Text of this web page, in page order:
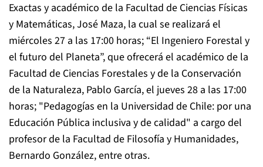
Exactas y académico de la Facultad de Ciencias Físicas
y Matemáticas, José Maza, la cual se realizará el
miércoles 27 a las 17:00 horas; “El Ingeniero Forestal y
el futuro del Planeta”, que ofrecerá el académico de la
Facultad de Ciencias Forestales y de la Conservación
de la Naturaleza, Pablo García, el jueves 28 a las 17:00
horas; "Pedagogías en la Universidad de Chile: por una
Educación Pública inclusiva y de calidad" a cargo del
profesor de la Facultad de Filosofía y Humanidades,
Bernardo González, entre otras.